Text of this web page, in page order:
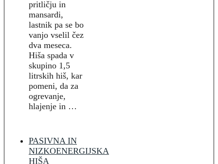
pritličju in
mansardi,
lastnik pa se bo
vanjo vselil čez
dva meseca.
Hiša spada v
skupino 1,5
litrskih hiš, kar
pomeni, da za
ogrevanje,
hlajenje in …
PASIVNA IN
NIZKOENERGIJSKA
HIŠA